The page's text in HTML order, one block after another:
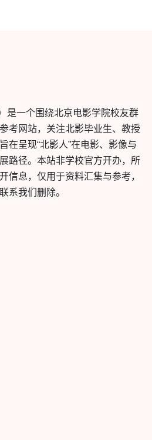
是一个围绕北京电影学院校友群
考网站，关注北影毕业生、教授
在呈现“北影人”在电影、影像与
路径。本站非学校官方开办，所
信息，仅用于资料汇集与参考，
系我们删除。